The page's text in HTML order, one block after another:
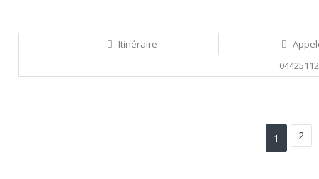
Itinéraire
1 2